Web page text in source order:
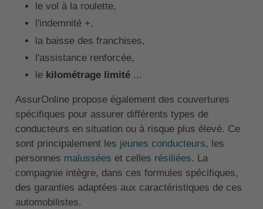
le vol à la roulette,
l'indemnité +,
la baisse des franchises,
l'assistance renforcée,
le kilométrage limité...
AssurOnline propose également des couvertures
spécifiques pour assurer différents types de
conducteurs en situation ou à risque plus élevé. Ce
sont principalement les jeunes conducteurs, les
personnes malussées et celles résiliées. La
compagnie intègre, dans ces formules spécifiques,
des garanties adaptées aux caractéristiques de ces
automobilistes.